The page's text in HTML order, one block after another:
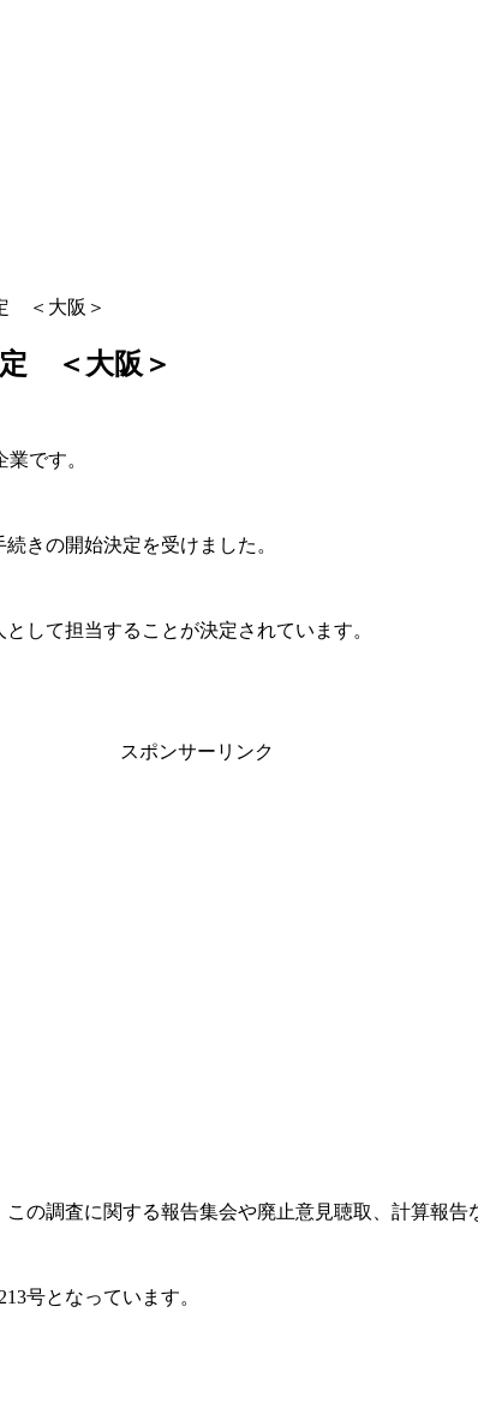
＜大阪＞
定 ＜大阪＞
です。
きの開始決定を受けました。
して担当することが決定されています。
スポンサーリンク
の調査に関する報告集会や廃止意見聴取、計算報
号となっています。